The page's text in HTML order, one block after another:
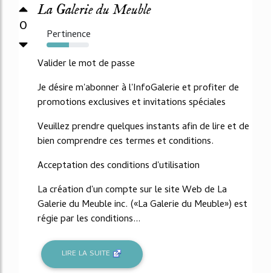
0
La Galerie du Meuble
Pertinence
53%
Valider le mot de passe
Je désire m'abonner à l'InfoGalerie et profiter de
promotions exclusives et invitations spéciales
Veuillez prendre quelques instants afin de lire et de
bien comprendre ces termes et conditions.
Acceptation des conditions d'utilisation
La création d'un compte sur le site Web de La
Galerie du Meuble inc. («La Galerie du Meuble») est
régie par les conditions...
LIRE LA SUITE